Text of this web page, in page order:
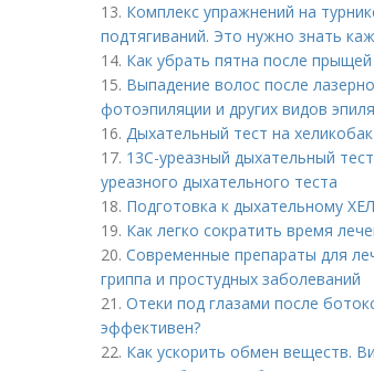
13. Комплекс упражнений на
подтягиваний. Это нужно знать
14. Как убрать пятна после
15. Выпадение волос после
фотоэпиляции и других видов
16. Дыхательный тест на
17. 13С-уреазный дыхательный
уреазного дыхательного теста
18. Подготовка к дыхательному
19. Как легко сократить время
20. Современные препараты для
гриппа и простудных заболеваний
21. Отеки под глазами после
эффективен?
22. Как ускорить обмен веществ.